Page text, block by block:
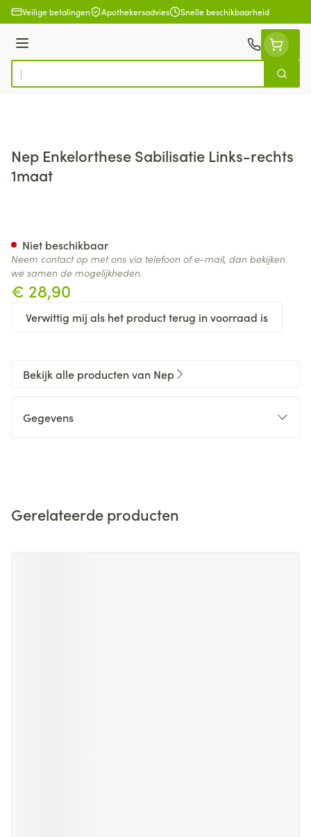
Ga naar de inhoud
Veilige betalingen Apothekersadvies Snelle beschikbaarheid
Menu
Product, merk, categorie...
Zoek
Nep Enkelorthese Sabilisatie Links-rechts
1maat
€ 28,90
Verwittig mij als het product terug in voorraad is
Niet beschikbaar
Neem contact op met ons via telefoon of e-mail, dan bekijken
we samen de mogelijkheden.
Bekijk alle producten van Nep
Gegevens
Gerelateerde producten